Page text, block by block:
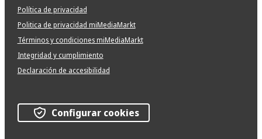
Política de privacidad
Politica de privacidad miMediaMarkt
Términos y condiciones miMediaMarkt
Integridad y cumplimiento
Declaración de accesibilidad
Configurar cookies